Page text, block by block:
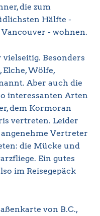
die zum
Hälfte -
- wohnen.
vielseitig. Besonders
Elche, Wölfe,
Aber auch die
interessanten Arten
dem Kormoran
vertreten. Leider
Vertreter
die Mücke und
Ein gutes
im Reisegepäck
von B.C.,